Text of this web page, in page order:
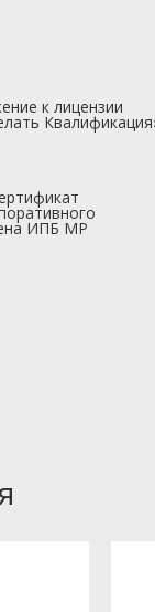
к лицензии
ИПБ МР